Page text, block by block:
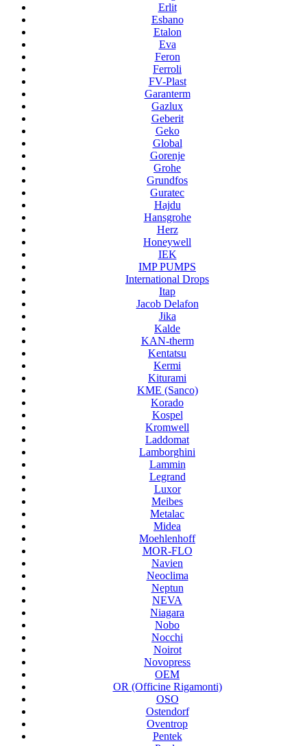
Erlit
Esbano
Etalon
Eva
Feron
Ferroli
FV-Plast
Garanterm
Gazlux
Geberit
Geko
Global
Gorenje
Grohe
Grundfos
Guratec
Hajdu
Hansgrohe
Herz
Honeywell
IEK
IMP PUMPS
International Drops
Itap
Jacob Delafon
Jika
Kalde
KAN-therm
Kentatsu
Kermi
Kiturami
KME (Sanco)
Korado
Kospel
Kromwell
Laddomat
Lamborghini
Lammin
Legrand
Luxor
Meibes
Metalac
Midea
Moehlenhoff
MOR-FLO
Navien
Neoclima
Neptun
NEVA
Niagara
Nobo
Nocchi
Noirot
Novopress
OEM
OR (Officine Rigamonti)
OSO
Ostendorf
Oventrop
Pentek